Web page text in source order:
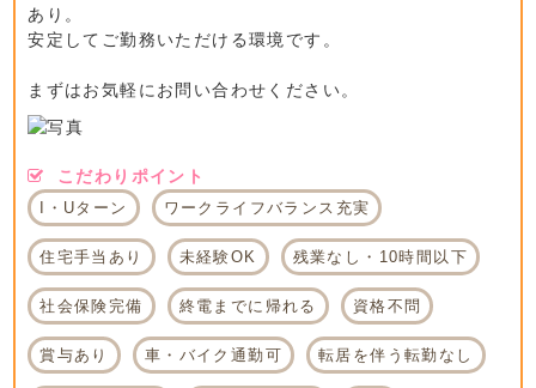
あり。
安定してご勤務いただける環境です。
まずはお気軽にお問い合わせください。
こだわりポイント
I・Uターン ワークライフバランス充実
住宅手当あり 未経験OK 残業なし・10時間以下
社会保険完備 終電までに帰れる 資格不問
賞与あり 車・バイク通勤可 転居を伴う転勤なし